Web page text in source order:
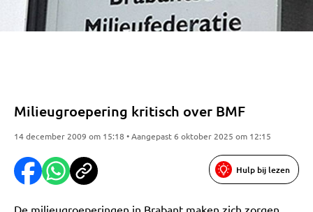
Milieugroepering kritisch over BMF
14 december 2009 om 15:18 • Aangepast 6 oktober 2025 om 12:15
Hulp bij lezen
De milieugroeperingen in Brabant maken zich zorgen